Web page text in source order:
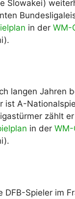
Slowakei)
in der WM-
langen Jahren
ist A-
zählt
in der WM-
DFB-Spieler im